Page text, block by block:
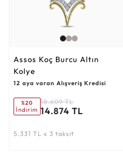
Assos Koç Burcu Altın
Kolye
12 aya varan Alışveriş Kredisi
%20
İndirim
18.609 TL
14.874 TL
5.331 TL x 3 taksit